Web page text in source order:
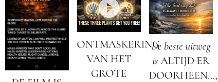
een nieuwe Fauci
kan worden.
de
datastromen
worden
omgeleid.
ONTMASKERING
VAN HET
GROTE
toe heeft
gedaan
opnieuw
volledig op zijn
kop!
De beste uitweg
is ALTIJD ER
DOORHEEN...,